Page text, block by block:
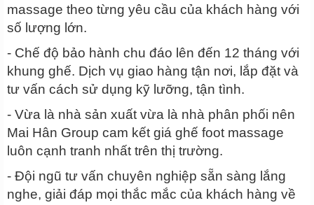
massage theo từng yêu cầu của khách hàng với
số lượng lớn.
- Chế độ bảo hành chu đáo lên đến 12 tháng với
khung ghế. Dịch vụ giao hàng tận nơi, lắp đặt và
tư vấn cách sử dụng kỹ lưỡng, tận tình.
- Vừa là nhà sản xuất vừa là nhà phân phối nên
Mai Hân Group cam kết giá ghế foot massage
luôn cạnh tranh nhất trên thị trường.
- Đội ngũ tư vấn chuyên nghiệp sẵn sàng lắng
nghe, giải đáp mọi thắc mắc của khách hàng về